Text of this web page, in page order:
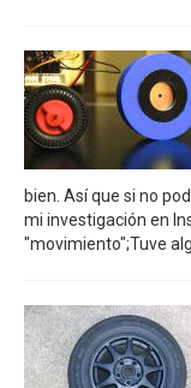
bien. Así que si no
mi investigación en
"movimiento";Tuve